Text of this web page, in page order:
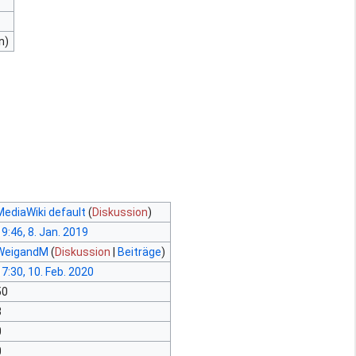
default (Diskussion)
8. Jan. 2019
(Diskussion | Beiträge)
10. Feb. 2020